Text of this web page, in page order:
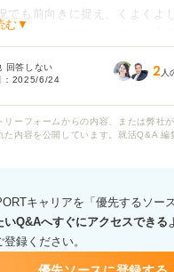
でも前向きに捉え、くよくよ
ルしたいのですが、これは企
うに向き合い、最終的にどう
には、どのような点に触れる
能天気だと思われないように
果的なアピール方法があれば
む▼
回答しない
2025/6/24 2 人
ーフォームからの内容、または弊社
た内容を公開しています。就活Q&A 編
キャリアを「優先するソー
いQ&Aへすぐにアクセスできる
録ください。